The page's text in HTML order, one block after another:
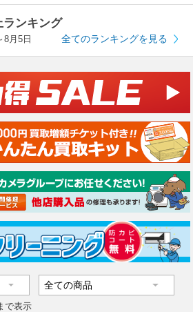
ランキング
8月5日 全てのランキングを見る
で表示